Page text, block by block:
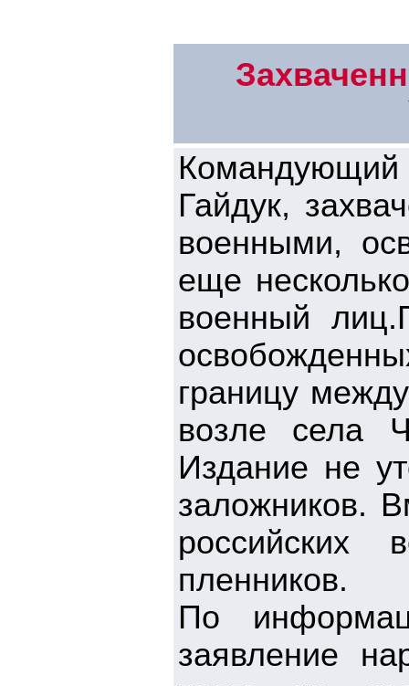
Командующий
Гайдук,
военными,
еще
военный
границу
возле села
Издание не
заложников.
российских
пленников.
По
заявление